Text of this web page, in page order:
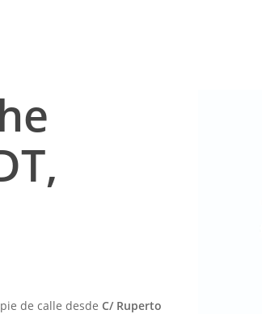
de calle desde C/ Ruperto